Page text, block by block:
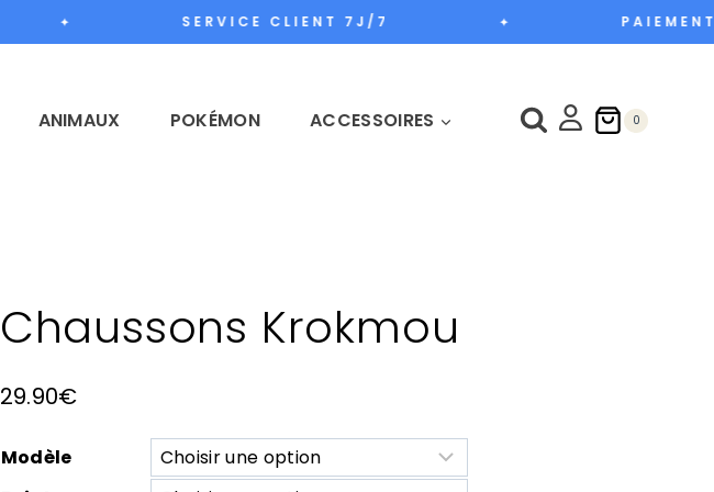
✦ SERVICE CLIENT 7J/7 ✦
ANIMAUX POKÉMON ACCESSOIRES 0
Chaussons Krokmou
29.90€
Modèle